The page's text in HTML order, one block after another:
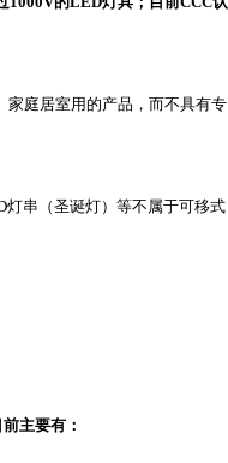
家庭居室用的产品，而不具有专
串（圣诞灯）等不属于可移式
主要有：